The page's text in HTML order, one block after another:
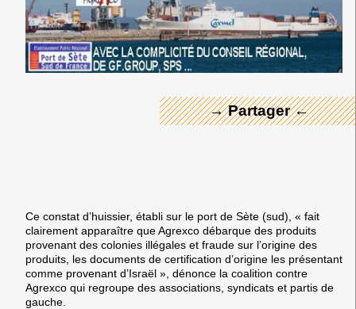
→ Partager ←
← Merci ! →
Ce constat d’huissier, établi sur le port de Sète (sud), « fait
clairement apparaître que Agrexco débarque des produits
provenant des colonies illégales et fraude sur l’origine des
produits, les documents de certification d’origine les présentant
comme provenant d’Israël », dénonce la coalition contre
Agrexco qui regroupe des associations, syndicats et partis de
gauche.